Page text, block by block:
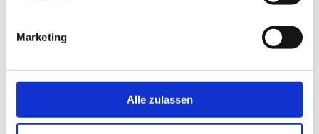
Marketing
Alle zulassen